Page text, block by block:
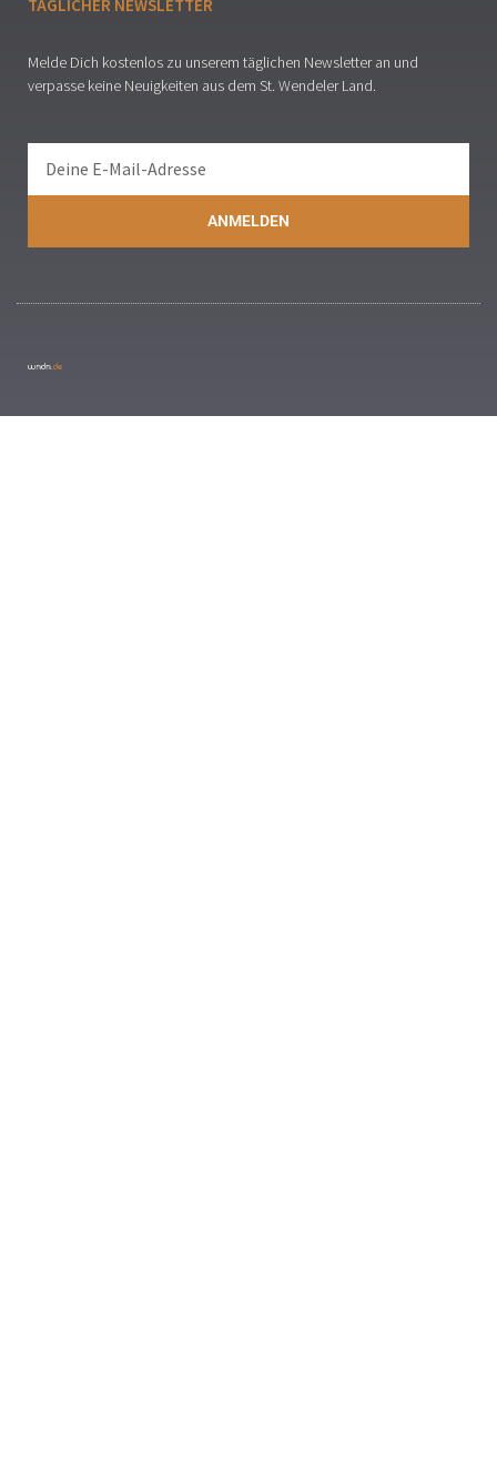
TÄGLICHER NEWSLETTER
Melde Dich kostenlos zu unserem täglichen Newsletter an und
verpasse keine Neuigkeiten aus dem St. Wendeler Land.
ANMELDEN